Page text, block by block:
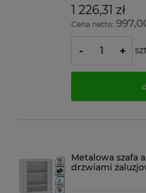
1 226,31 zł
Cena netto:
- +
Metalowa szafa
drzwiami